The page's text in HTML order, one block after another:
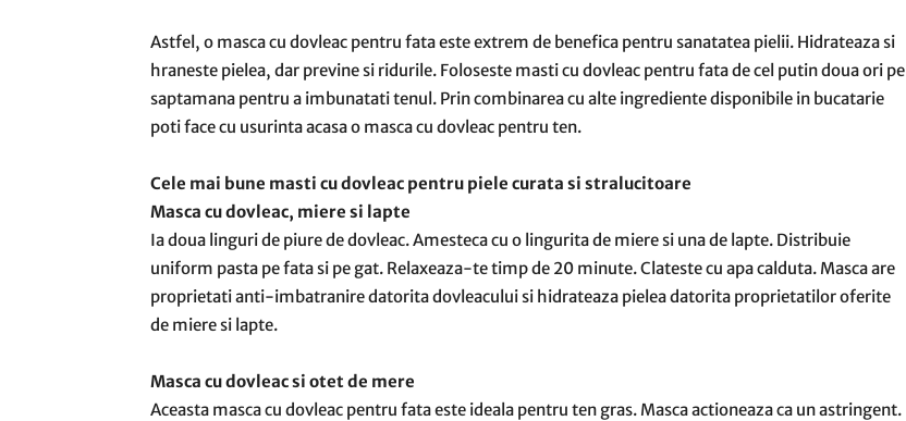
Astfel, o masca cu dovleac pentru fata este extrem de benefica pentru sanatatea pielii. Hidrateaza si
hraneste pielea, dar previne si ridurile. Foloseste masti cu dovleac pentru fata de cel putin doua ori pe
saptamana pentru a imbunatati tenul. Prin combinarea cu alte ingrediente disponibile in bucatarie
poti face cu usurinta acasa o masca cu dovleac pentru ten.
Cele mai bune masti cu dovleac pentru piele curata si stralucitoare
Masca cu dovleac, miere si lapte
Ia doua linguri de piure de dovleac. Amesteca cu o lingurita de miere si una de lapte. Distribuie
uniform pasta pe fata si pe gat. Relaxeaza-te timp de 20 minute. Clateste cu apa calduta. Masca are
proprietati anti-imbatranire datorita dovleacului si hidrateaza pielea datorita proprietatilor oferite
de miere si lapte.
Masca cu dovleac si otet de mere
Aceasta masca cu dovleac pentru fata este ideala pentru ten gras. Masca actioneaza ca un astringent.